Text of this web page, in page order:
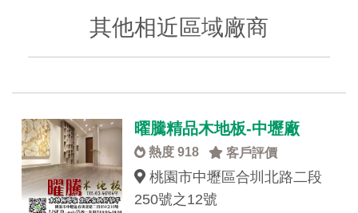
其他相近區域廠商
曜騰精品木地板-中壢廠
熱度 918 客戶評價
桃園市中壢區合圳北路二段
250號之12號